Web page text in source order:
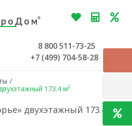
8 800 511-73-25
+7 (499) 704-58-28
/
173.4 м²
двухэтажный 173.4 м²